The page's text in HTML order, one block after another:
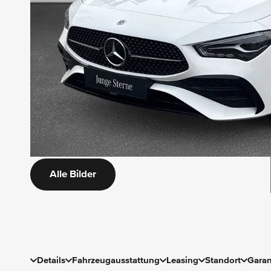
Alle Bilder
Details Fahrzeugausstattung Leasing Standort